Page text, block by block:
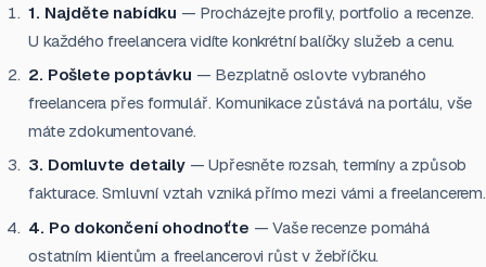
1. Najděte nabídku — Procházejte profily, portfolio a recenze.
U každého freelancera vidíte konkrétní balíčky služeb a cenu.
2. Pošlete poptávku — Bezplatně oslovte vybraného
freelancera přes formulář. Komunikace zůstává na portálu, vše
máte zdokumentované.
3. Domluvte detaily— Upřesněte rozsah, termíny a způsob
fakturace. Smluvní vztah vzniká přímo mezi vámi a freelancerem.
4. Po dokončení ohodnoťte — Vaše recenze pomáhá
ostatním klientům a freelancerovi růst v žebříčku.